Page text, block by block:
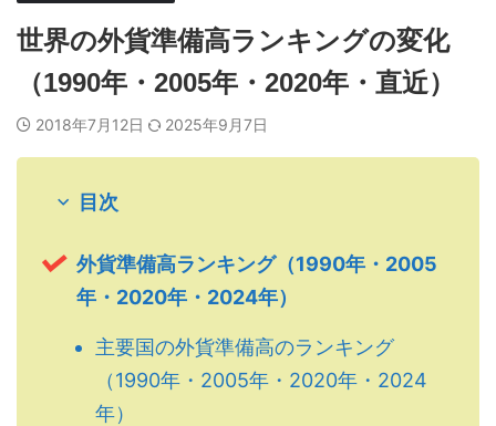
世界の外貨準備高ランキングの変化
（1990年・2005年・2020年・直近）
2018年7月12日 2025年9月7日
目次
外貨準備高ランキング（1990年・2005
年・2020年・2024年）
主要国の外貨準備高のランキング
（1990年・2005年・2020年・2024
年）